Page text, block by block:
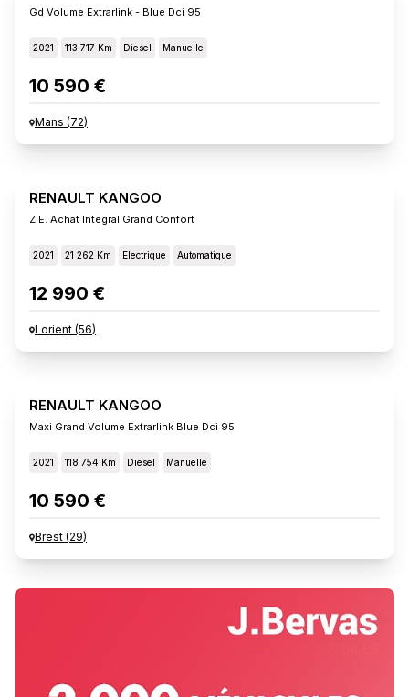
Gd Volume Extrarlink - Blue Dci 95
2021 113 717 Km Diesel Manuelle
10 590 €
Mans (72)
RENAULT KANGOO
Z.e. Achat Integral Grand Confort
2021 21 262 Km Electrique Automatique
12 990 €
Lorient (56)
RENAULT KANGOO
Maxi Grand Volume Extrarlink Blue Dci 95
2021 118 754 Km Diesel Manuelle
10 590 €
Brest (29)